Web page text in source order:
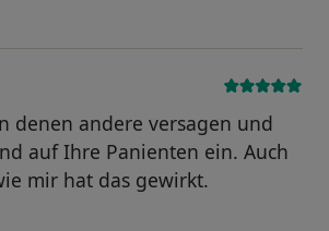
denen andere versagen und
auf Ihre Panienten ein. Auch
mir hat das gewirkt.